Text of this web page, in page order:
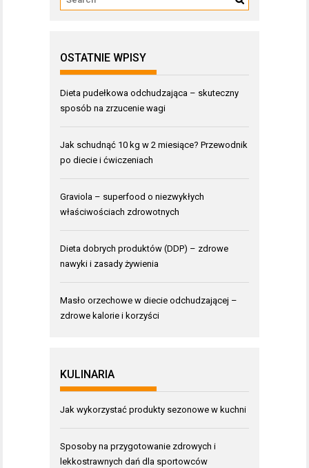
OSTATNIE WPISY
Dieta pudełkowa odchudzająca – skuteczny
sposób na zrzucenie wagi
Jak schudnąć 10 kg w 2 miesiące? Przewodnik
po diecie i ćwiczeniach
Graviola – superfood o niezwykłych
właściwościach zdrowotnych
Dieta dobrych produktów (DDP) – zdrowe
nawyki i zasady żywienia
Masło orzechowe w diecie odchudzającej –
zdrowe kalorie i korzyści
KULINARIA
Jak wykorzystać produkty sezonowe w kuchni
Sposoby na przygotowanie zdrowych i
lekkostrawnych dań dla sportowców